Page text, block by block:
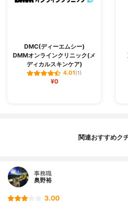
DMC(ディーエムシー)
DMMオンラインクリニック(メ
ディカルスキンケア)
4.01(1)
¥0
関連おすすめク
事務職
奥野裕
3.00